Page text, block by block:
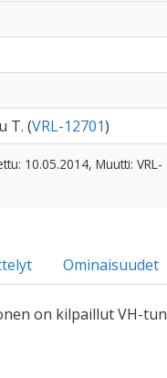
T. (VRL-12701)
10.05.2014, Muutti: VRL-
Ominaisuudet
on kilpaillut VH-